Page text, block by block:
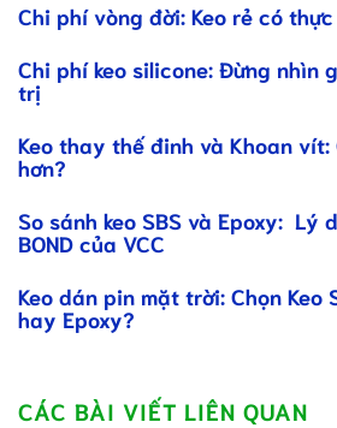
Chi phí vòng đời: Keo rẻ có
Chi phí keo silicone: Đừng nhìn
trị
Keo thay thế đinh và Khoan
hơn?
So sánh keo SBS và Epoxy: Lý
BOND của VCC
Keo dán pin mặt trời: Chọn Keo
hay Epoxy?
CÁC BÀI VIẾT LIÊN QUAN